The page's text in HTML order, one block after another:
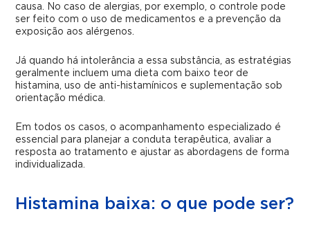
causa. No caso de alergias, por exemplo, o controle pode
ser feito com o uso de medicamentos e a prevenção da
exposição aos alérgenos.
Já quando há intolerância a essa substância, as estratégias
geralmente incluem uma dieta com baixo teor de
histamina, uso de anti-histamínicos e suplementação sob
orientação médica.
Em todos os casos, o acompanhamento especializado é
essencial para planejar a conduta terapêutica, avaliar a
resposta ao tratamento e ajustar as abordagens de forma
individualizada.
Histamina baixa: o que pode ser?